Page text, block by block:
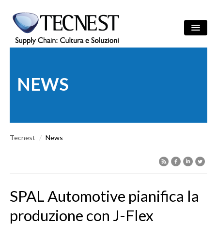
CULTURA
EVENTI
SUPPLY CHAIN BLOG
NEWS
Tecnest / News
SPAL Automotive pianifica la
produzione con J-Flex